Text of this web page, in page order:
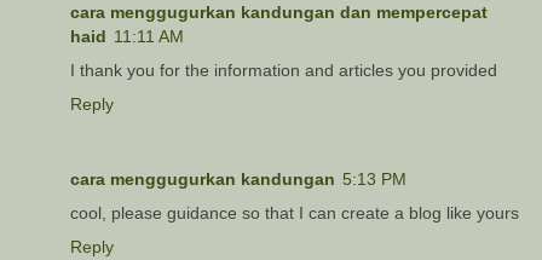
cara menggugurkan kandungan dan mempercepat
haid 11:11 AM
I thank you for the information and articles you provided
Reply
cara menggugurkan kandungan 5:13 PM
cool, please guidance so that I can create a blog like yours
Reply